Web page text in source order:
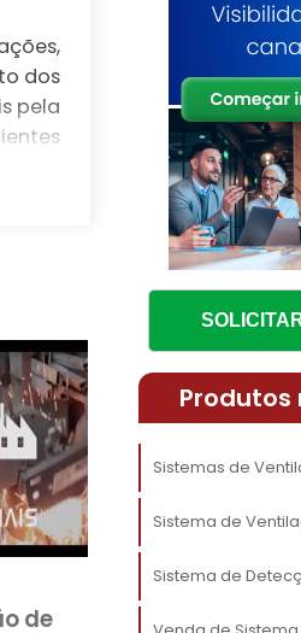
dos
pela
em
a
de
o
de
Produtos
Sistemas de
Sistema de
Sistema de